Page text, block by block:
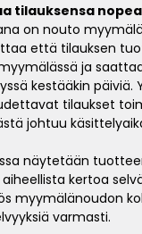
tilauksensa
on nouto
että tilauksen
ja
kestääkin päiviä.
tilaukset
johtuu
näytetään
kertoa
myymälänoudon
varmasti.